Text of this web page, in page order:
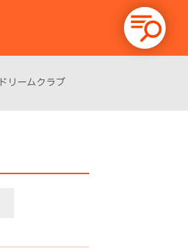
ドリームクラブ